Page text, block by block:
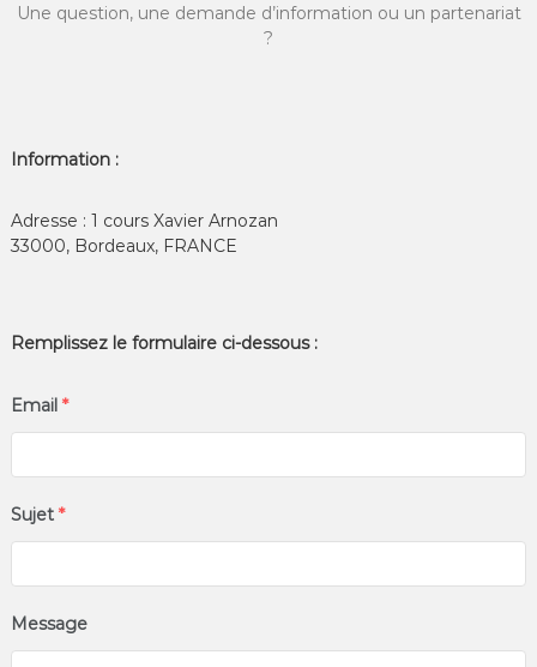
Une question, une demande d’information ou un partenariat
?
Information :
Adresse : 1 cours Xavier Arnozan
33000, Bordeaux, FRANCE
Remplissez le formulaire ci-dessous :
Email *
Sujet *
Message